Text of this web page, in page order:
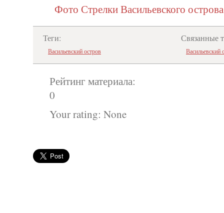
Фото Стрелки Васильевского острова
Теги:
Васильевский остров
Связанные
Васильевский
Рейтинг материала:
0
Your rating: None